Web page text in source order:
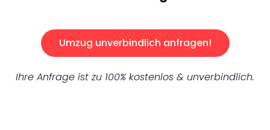
Umzug unverbindlich anfragen!
Ihre Anfrage ist zu 100% kostenlos & unverbindlich.